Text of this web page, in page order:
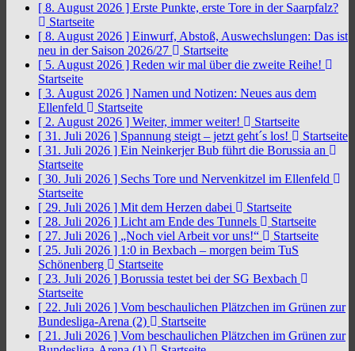
[ 8. August 2026 ] Erste Punkte, erste Tore in der Saarpfalz?
Startseite
[ 8. August 2026 ] Einwurf, Abstoß, Auswechslungen: Das ist
neu in der Saison 2026/27
Startseite
[ 5. August 2026 ] Reden wir mal über die zweite Reihe!
Startseite
[ 3. August 2026 ] Namen und Notizen: Neues aus dem
Ellenfeld
Startseite
[ 2. August 2026 ] Weiter, immer weiter!
Startseite
[ 31. Juli 2026 ] Spannung steigt – jetzt geht´s los!
Startseite
[ 31. Juli 2026 ] Ein Neinkerjer Bub führt die Borussia an
Startseite
[ 30. Juli 2026 ] Sechs Tore und Nervenkitzel im Ellenfeld
Startseite
[ 29. Juli 2026 ] Mit dem Herzen dabei
Startseite
[ 28. Juli 2026 ] Licht am Ende des Tunnels
Startseite
[ 27. Juli 2026 ] „Noch viel Arbeit vor uns!“
Startseite
[ 25. Juli 2026 ] 1:0 in Bexbach – morgen beim TuS
Schönenberg
Startseite
[ 23. Juli 2026 ] Borussia testet bei der SG Bexbach
Startseite
[ 22. Juli 2026 ] Vom beschaulichen Plätzchen im Grünen zur
Bundesliga-Arena (2)
Startseite
[ 21. Juli 2026 ] Vom beschaulichen Plätzchen im Grünen zur